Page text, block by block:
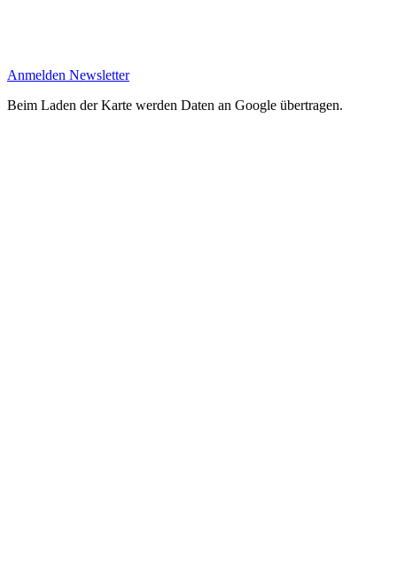
Anmelden Newsletter
Beim Laden der Karte werden Daten an Google übertragen.